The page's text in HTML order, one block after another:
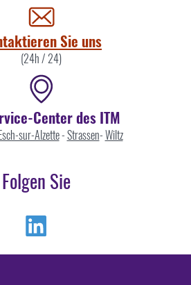
Sie uns
(24h / 24)
Center des ITM
sur-Alzette-Strassen-Wiltz
Folgen Sie